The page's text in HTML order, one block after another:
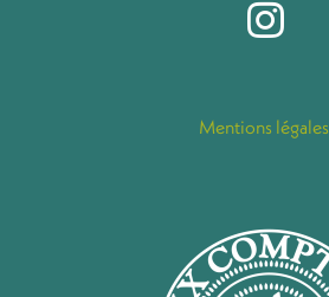
Mentions légales